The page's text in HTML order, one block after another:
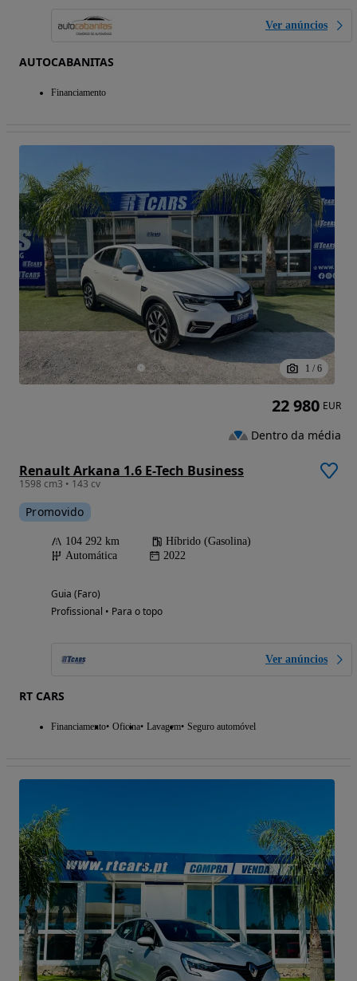
Ver anúncios
AUTOCABANITAS
Financiamento
1 / 6
Renault Arkana 1.6 E-Tech Business
1598 cm3 • 143 cv
Promovido
104 292 km
Híbrido (Gasolina)
Automática
2022
Guia (Faro)
Profissional • Para o topo
Ver anúncios
RT CARS
Financiamento Oficina Lavagem Seguro automóvel
22 980 EUR
Dentro da média